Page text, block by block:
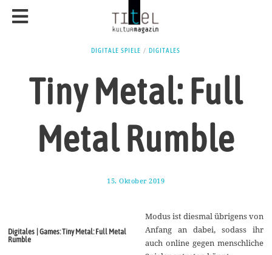
DIGITALE SPIELE / DIGITALES
Tiny Metal: Full
Metal Rumble
15. Oktober 2019
k
o
b
Digitales | Games: Tiny Metal: Full Metal
Rumble
Modus ist diesmal übrigens von
Anfang an dabei, sodass ihr
auch online gegen menschliche